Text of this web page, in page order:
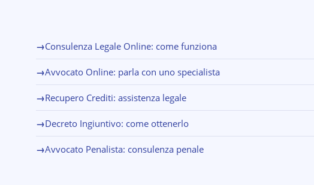
→Consulenza Legale Online: come funziona
→Avvocato Online: parla con uno specialista
→Recupero Crediti: assistenza legale
→Decreto Ingiuntivo: come ottenerlo
→Avvocato Penalista: consulenza penale